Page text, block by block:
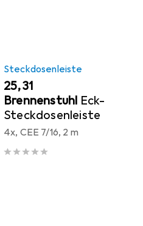
Steckdosenleiste
EUR
25,31
Brennenstuhl Eck-
Steckdosenleiste
4x, CEE 7/16, 2 m